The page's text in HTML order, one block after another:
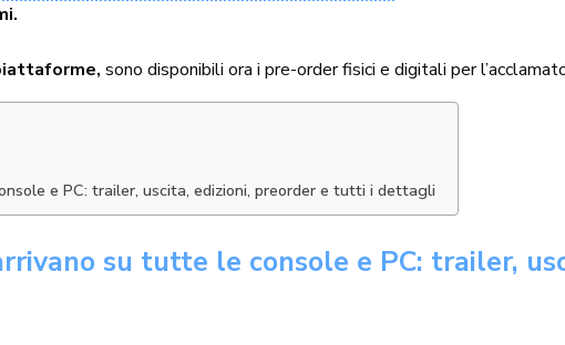
sono disponibili ora i pre-order fisici e digitali per
e PC: trailer, uscita, edizioni, preorder e tutti i dettagli
su tutte le console e PC: trailer,